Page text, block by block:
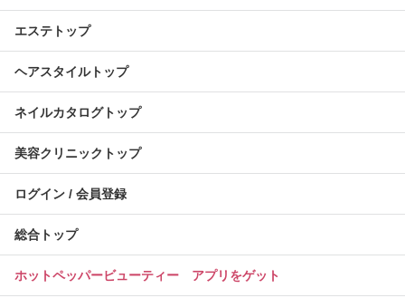
エステトップ
ヘアスタイルトップ
ネイルカタログトップ
美容クリニックトップ
ログイン / 会員登録
総合トップ
ホットペッパービューティー アプリをゲット